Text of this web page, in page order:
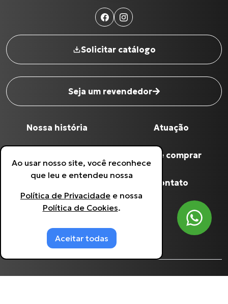
Solicitar catálogo
Seja um revendedor
Nossa história
Política de Privacidade
Política de Cookies
Atuação
Onde comprar
Contato
Nome completo *
Digite seu Email *
Digite seu Telefone *
Estou de acordo com a
Ao usar nosso site, você reconhece
que leu e entendeu nossa
Política de Privacidade e nossa
Política de Cookies.
Aceitar todas